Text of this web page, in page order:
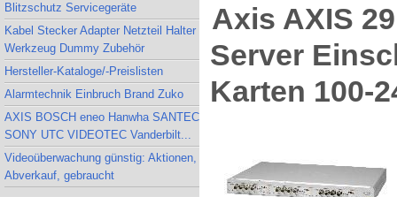
Blitzschutz Servicegeräte
Kabel Stecker Adapter Netzteil Halter
Werkzeug Dummy Zubehör
Hersteller-Kataloge/-Preislisten
Alarmtechnik Einbruch Brand Zuko
AXIS BOSCH eneo Hanwha SANTEC
SONY UTC VIDEOTEC Vanderbilt...
Videoüberwachung günstig: Aktionen,
Abverkauf, gebraucht
Axis AXIS
Server
Karten 100-